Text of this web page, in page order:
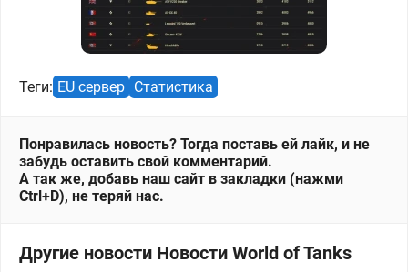
Теги: EU сервер Статистика
Понравилась новость? Тогда поставь ей лайк, и не
забудь оставить свой комментарий.
А так же, добавь наш сайт в закладки (нажми
Ctrl+D), не теряй нас.
Другие новости Новости World of Tanks